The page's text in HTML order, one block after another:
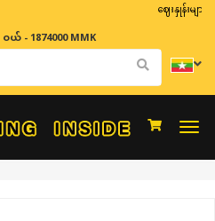
ဈေးနှုန်းများသည် အခ
ဝယ် - 1874000 MMK